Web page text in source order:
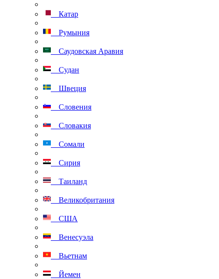
Катар
Румыния
Саудовская Аравия
Судан
Швеция
Словения
Словакия
Сомали
Сирия
Таиланд
Великобритания
США
Венесуэла
Вьетнам
Йемен